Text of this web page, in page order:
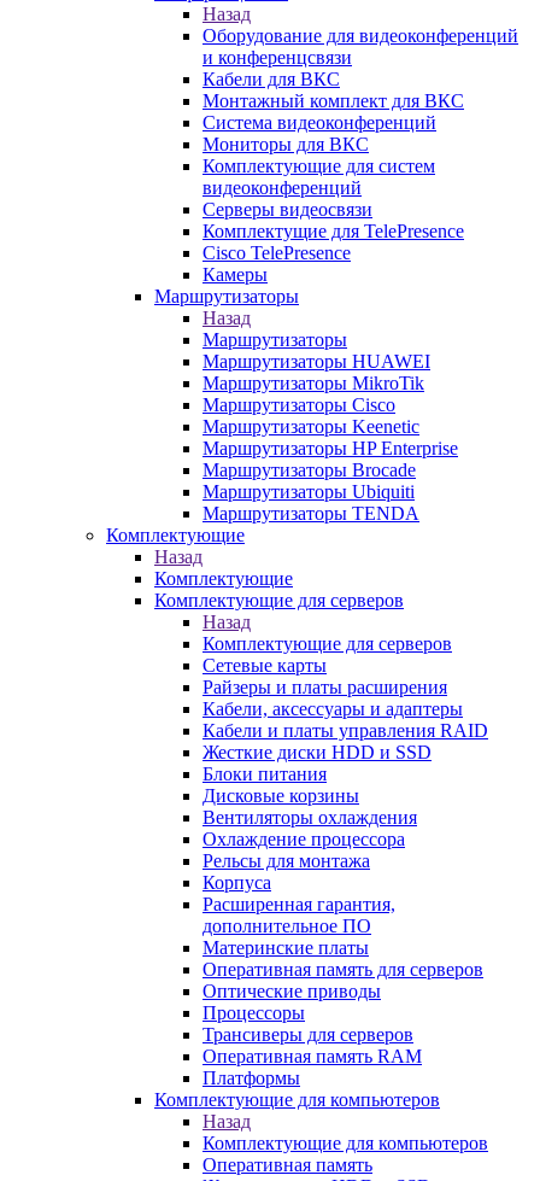
Назад
Оборудование для видеоконференций
и конференцсвязи
Кабели для ВКС
Монтажный комплект для ВКС
Система видеоконференций
Мониторы для ВКС
Комплектующие для систем
видеоконференций
Серверы видеосвязи
Комплектущие для TelePresence
Cisco TelePresence
Камеры
Маршрутизаторы
Назад
Маршрутизаторы
Маршрутизаторы HUAWEI
Маршрутизаторы MikroTik
Маршрутизаторы Cisco
Маршрутизаторы Keenetic
Маршрутизаторы HP Enterprise
Маршрутизаторы Brocade
Маршрутизаторы Ubiquiti
Маршрутизаторы TENDA
Комплектующие
Назад
Комплектующие
Комплектующие для серверов
Назад
Комплектующие для серверов
Сетевые карты
Райзеры и платы расширения
Кабели, аксессуары и адаптеры
Кабели и платы управления RAID
Жесткие диски HDD и SSD
Блоки питания
Дисковые корзины
Вентиляторы охлаждения
Охлаждение процессора
Рельсы для монтажа
Корпуса
Расширенная гарантия,
дополнительное ПО
Материнские платы
Оперативная память для серверов
Оптические приводы
Процессоры
Трансиверы для серверов
Оперативная память RAM
Платформы
Комплектующие для компьютеров
Назад
Комплектующие для компьютеров
Оперативная память